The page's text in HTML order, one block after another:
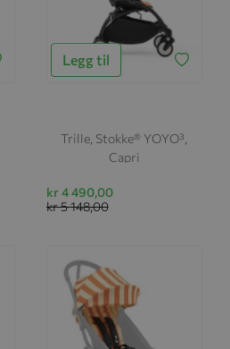
Legg til
Trille, Stokke® YOYO³,
Capri
kr 4 490,00
kr 5 148,00